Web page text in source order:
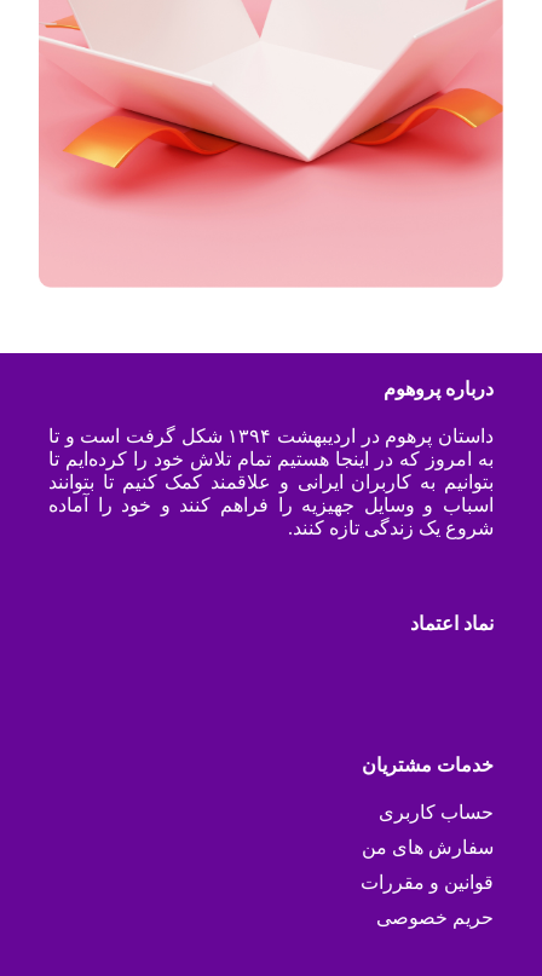
درباره پروهوم
داستان پرهوم در اردیبهشت ۱۳۹۴ شکل گرفت است و تا
به امروز که در اینجا هستیم تمام تلاش خود را کرده‌ایم تا
بتوانیم به کاربران ایرانی و علاقمند کمک کنیم تا بتوانند
اسباب و وسایل جهیزیه را فراهم کنند و خود را آماده
شروع یک زندگی تازه کنند.
نماد اعتماد
خدمات مشتریان
حساب کاربری
سفارش های من
قوانین و مقررات
حریم خصوصی